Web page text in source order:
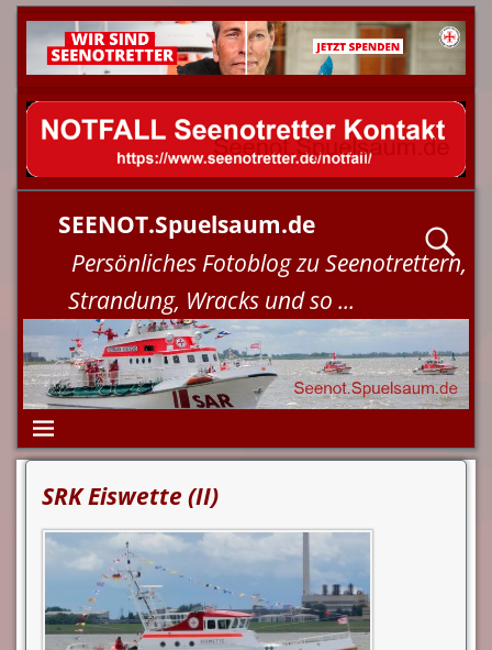
SEENOT.Spuelsaum.de
Persönliches Fotoblog zu Seenotrettern,
Strandung, Wracks und so ...
SRK Eiswette (II)